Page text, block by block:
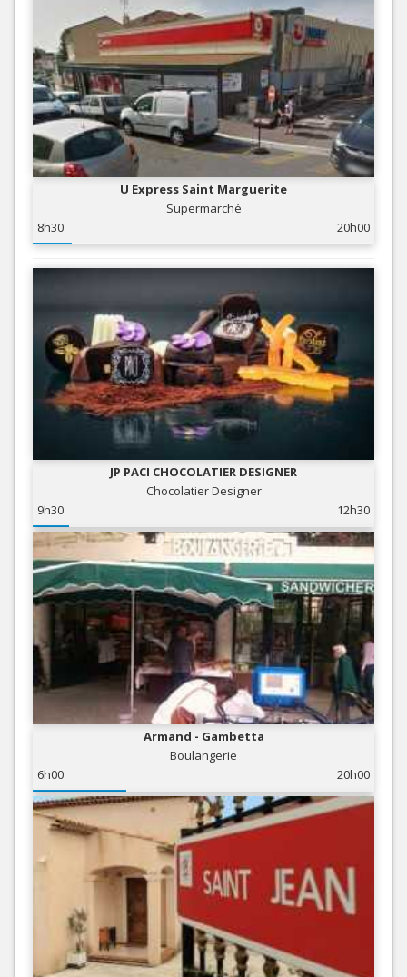
U Express Saint Marguerite
Supermarché
8h30
20h00
JP PACI CHOCOLATIER DESIGNER
Chocolatier Designer
9h30
12h30
Armand - Gambetta
Boulangerie
6h00
20h00